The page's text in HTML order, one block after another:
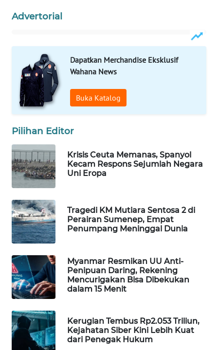
Advertorial
Dapatkan Merchandise Eksklusif
Wahana News
Buka Katalog
Pilihan Editor
Krisis Ceuta Memanas, Spanyol
Kecam Respons Sejumlah Negara
Uni Eropa
Tragedi KM Mutiara Sentosa 2 di
Perairan Sumenep, Empat
Penumpang Meninggal Dunia
Myanmar Resmikan UU Anti-
Penipuan Daring, Rekening
Mencurigakan Bisa Dibekukan
dalam 15 Menit
Kerugian Tembus Rp2.053 Triliun,
Kejahatan Siber Kini Lebih Kuat
dari Penegak Hukum
ID
WAHANANEWS
CO ID
WAHANANEWS
WAHANA
SPORT
WAHANA
UMKM
WAHANA
SELEB
PERSONA
WAHANA
OTOMOTIF
WAHANA
HEALTH